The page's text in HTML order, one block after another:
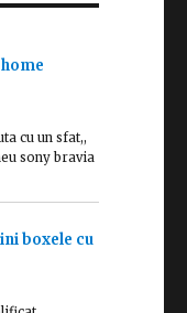
cu un sfat,,
sony bravia
boxele cu